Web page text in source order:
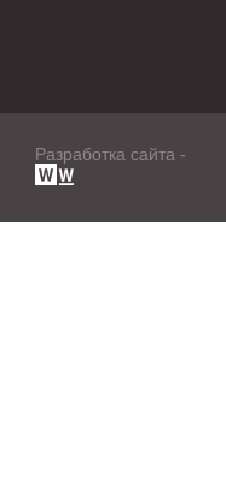
Разработка сайта -